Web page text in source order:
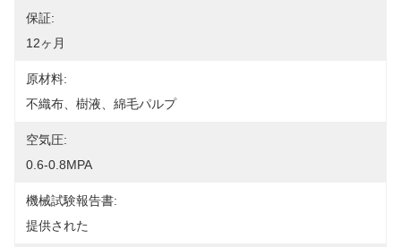
保証:
12ヶ月
原材料:
不織布、樹液、綿毛パルプ
空気圧:
0.6-0.8MPA
機械試験報告書:
提供された